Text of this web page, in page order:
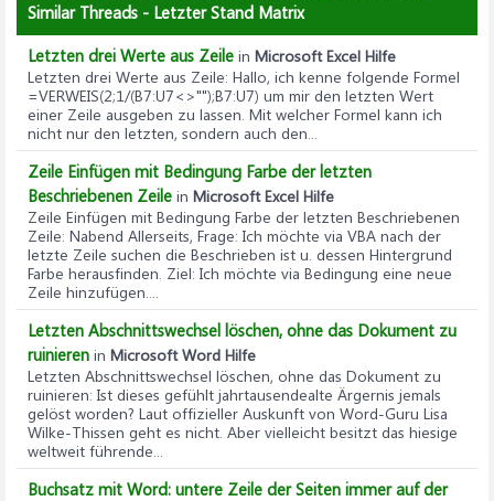
Similar Threads - Letzter Stand Matrix
Letzten drei Werte aus Zeile in Microsoft Excel Hilfe
Letzten drei Werte aus Zeile: Hallo, ich kenne folgende Formel
=VERWEIS(2;1/(B7:U7<>"");B7:U7) um mir den letzten Wert
einer Zeile ausgeben zu lassen. Mit welcher Formel kann ich
nicht nur den letzten, sondern auch den...
Zeile Einfügen mit Bedingung Farbe der letzten
Beschriebenen Zeile in Microsoft Excel Hilfe
Zeile Einfügen mit Bedingung Farbe der letzten Beschriebenen
Zeile: Nabend Allerseits, Frage: Ich möchte via VBA nach der
letzte Zeile suchen die Beschrieben ist u. dessen Hintergrund
Farbe herausfinden. Ziel: Ich möchte via Bedingung eine neue
Zeile hinzufügen....
Letzten Abschnittswechsel löschen, ohne das Dokument zu
ruinieren in Microsoft Word Hilfe
Letzten Abschnittswechsel löschen, ohne das Dokument zu
ruinieren: Ist dieses gefühlt jahrtausendealte Ärgernis jemals
gelöst worden? Laut offizieller Auskunft von Word-Guru Lisa
Wilke-Thissen geht es nicht. Aber vielleicht besitzt das hiesige
weltweit führende...
Buchsatz mit Word: untere Zeile der Seiten immer auf der